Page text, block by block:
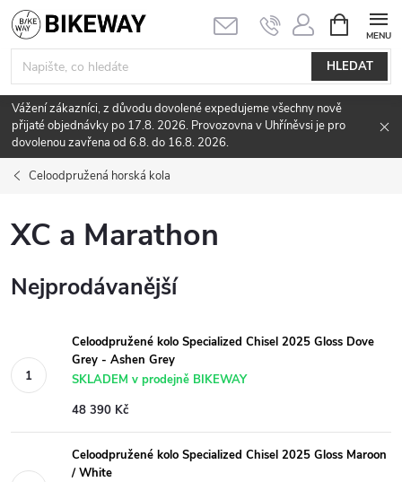
Přejít
na
obsah
HLEDAT
NÁKUPNÍ
KOŠÍK
Vážení zákazníci, z důvodu dovolené expedujeme všechny nově
přijaté objednávky po 17.8. 2026. Provozovna v Uhříněvsi je pro
dovolenou zavřena od 6.8. do 16.8. 2026.
Celoodpružená horská kola
XC a Marathon
Nejprodávanější
Celoodpružené kolo Specialized Chisel 2025 Gloss Dove
Grey - Ashen Grey
SKLADEM v prodejně BIKEWAY
48 390 Kč
Celoodpružené kolo Specialized Chisel 2025 Gloss Maroon
/ White